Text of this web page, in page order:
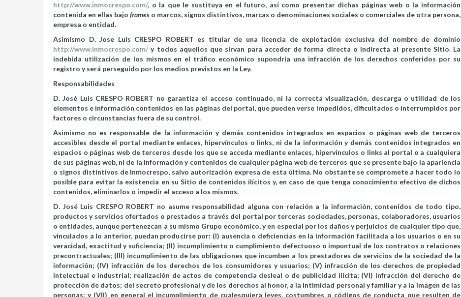
http://www.inmocrespo.com/, o la que le sustituya en el futuro, así como presentar dichas páginas web o la información
contenida en ellas bajo frames o marcos, signos distintivos, marcas o denominaciones sociales o comerciales de otra persona,
empresa o entidad.
Asimismo D. Jose Luis CRESPO ROBERT es titular de una licencia de explotación exclusiva del nombre de dominio
http://www.inmocrespo.com/y todos aquellos que sirvan para acceder de forma directa o indirecta al presente Sitio. La
indebida utilización de los mismos en el tráfico económico supondría una infracción de los derechos conferidos por su
registro y será perseguido por los medios previstos en la Ley.
Responsabilidades
D. José Luis CRESPO ROBERT no garantiza el acceso continuado, ni la correcta visualización, descarga o utilidad de los
elementos e información contenidos en las páginas del portal, que pueden verse impedidos, dificultados o interrumpidos por
factores o circunstancias fuera de su control.
Asimismo no es responsable de la información y demás contenidos integrados en espacios o páginas web de terceros
accesibles desde el portal mediante enlaces, hipervínculos o links, ni de la información y demás contenidos integrados en
espacios o páginas web de terceros desde los que se acceda mediante enlaces, hipervínculos o links al portal o a cualquiera
de sus páginas web, ni de la información y contenidos de cualquier página web de terceros que se presente bajo la apariencia
o signos distintivos de Inmocrespo, salvo autorización expresa de esta última. No obstante se compromete a hacer todo lo
posible para evitar la existencia en su Sitio de contenidos ilícitos y, en caso de que tenga conocimiento efectivo de dichos
contenidos, eliminarlos o impedir el acceso a los mismos.
D. José Luis CRESPO ROBERT no asume responsabilidad alguna con relación a la información, contenidos de todo tipo,
productos y servicios ofertados o prestados a través del portal por terceras sociedades, personas, colaboradores, usuarios
o entidades, aunque pertenezcan a su mismo Grupo económico, y en especial por los daños y perjuicios de cualquier tipo que,
vinculados a lo anterior, puedan producirse por: (I) ausencia o deficiencias en la información facilitada a los usuarios o en su
veracidad, exactitud y suficiencia; (II) incumplimiento o cumplimiento defectuoso o impuntual de los contratos o relaciones
precontractuales; (III) incumplimiento de las obligaciones que incumben a los prestadores de servicios de la sociedad de la
información; (IV) infracción de los derechos de los consumidores y usuarios; (V) infracción de los derechos de propiedad
intelectual e industrial; realización de actos de competencia desleal o de publicidad ilícita; (VI) infracción del derecho de
protección de datos; del secreto profesional y de los derechos al honor, a la intimidad personal y familiar y a la imagen de las
personas; y (VII) en general el incumplimiento de cualesquiera leyes, costumbres o códigos de conducta que resulten de